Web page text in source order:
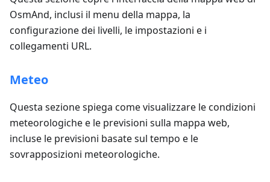
OsmAnd, inclusi il menu della mappa, la
configurazione dei livelli, le impostazioni e i
collegamenti URL.
Meteo
Questa sezione spiega come visualizzare le condizioni
meteorologiche e le previsioni sulla mappa web,
incluse le previsioni basate sul tempo e le
sovrapposizioni meteorologiche.